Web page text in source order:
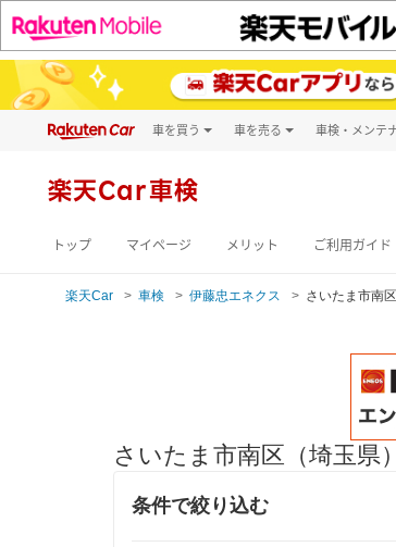
車を買う
新車
車を売る 車検・メンテ
楽天Car車検
トップ マイページ メリット ご利用ガイド
楽天Car 車検 伊藤忠エネクス さいたま市南
さいたま市南区（埼玉県
条件で絞り込む